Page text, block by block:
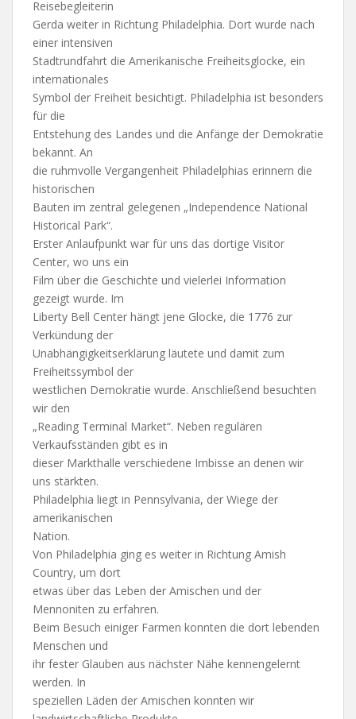
Reisebegleiterin
Gerda weiter in Richtung Philadelphia. Dort wurde nach
einer intensiven
Stadtrundfahrt die Amerikanische Freiheitsglocke, ein
internationales
Symbol der Freiheit besichtigt. Philadelphia ist besonders
für die
Entstehung des Landes und die Anfänge der Demokratie
bekannt. An
die ruhmvolle Vergangenheit Philadelphias erinnern die
historischen
Bauten im zentral gelegenen „Independence National
Historical Park“.
Erster Anlaufpunkt war für uns das dortige Visitor
Center, wo uns ein
Film über die Geschichte und vielerlei Information
gezeigt wurde. Im
Liberty Bell Center hängt jene Glocke, die 1776 zur
Verkündung der
Unabhängigkeitserklärung läutete und damit zum
Freiheitssymbol der
westlichen Demokratie wurde. Anschließend besuchten
wir den
„Reading Terminal Market“. Neben regulären
Verkaufsständen gibt es in
dieser Markthalle verschiedene Imbisse an denen wir
uns stärkten.
Philadelphia liegt in Pennsylvania, der Wiege der
amerikanischen
Nation.
Von Philadelphia ging es weiter in Richtung Amish
Country, um dort
etwas über das Leben der Amischen und der
Mennoniten zu erfahren.
Beim Besuch einiger Farmen konnten die dort lebenden
Menschen und
ihr fester Glauben aus nächster Nähe kennengelernt
werden. In
speziellen Läden der Amischen konnten wir